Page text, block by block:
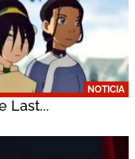
NOTICIA
Last...